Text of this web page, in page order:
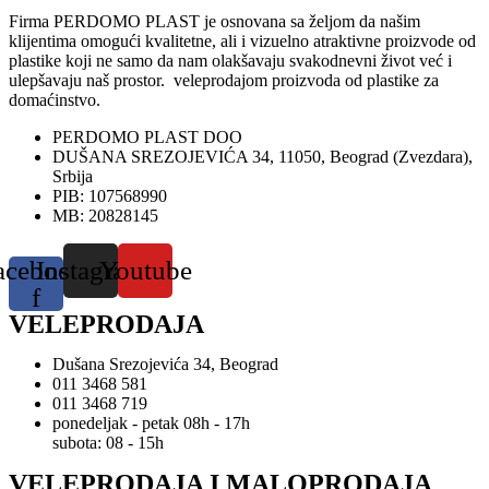
Firma PERDOMO PLAST je osnovana sa željom da našim
klijentima omogući kvalitetne, ali i vizuelno atraktivne proizvode od
plastike koji ne samo da nam olakšavaju svakodnevni život već i
ulepšavaju naš prostor. veleprodajom proizvoda od plastike za
domaćinstvo.
PERDOMO PLAST DOO
DUŠANA SREZOJEVIĆA 34, 11050, Beograd (Zvezdara),
Srbija
PIB: 107568990
MB: 20828145
f
InstagramYoutube
VELEPRODAJA
Dušana Srezojevića 34, Beograd
011 3468 581
011 3468 719
ponedeljak - petak 08h - 17h
subota: 08 - 15h